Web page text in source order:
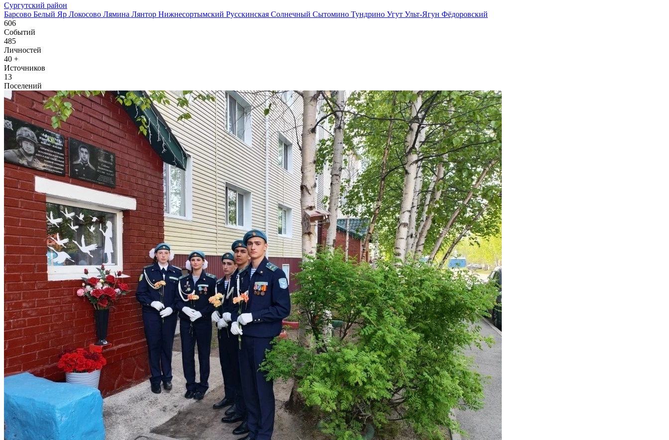
Сургутский район
Барсово Белый Яр Локосово Лямина Лянтор Нижнесортымский Русскинская Солнечный Сытомино Тундрино Угут Ульт-Ягун Фёдоровский
606
Событий
485
Личностей
40 +
Источников
13
Поселений